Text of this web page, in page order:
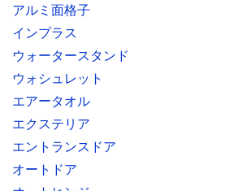
アルミ面格子
インプラス
ウォータースタンド
ウォシュレット
エアータオル
エクステリア
エントランスドア
オートドア